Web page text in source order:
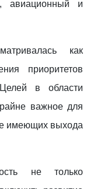
авиационный и
как
приоритетов
в области
важное для
имеющих выхода
не только